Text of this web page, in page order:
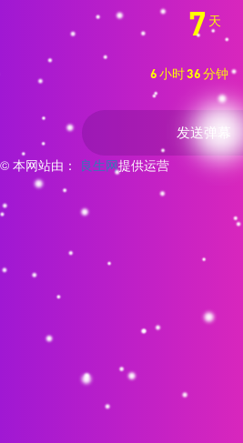
7 天
6小时36分钟21
发送弹幕
© 本网站由： 良生网提供运营